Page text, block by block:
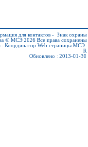
для контактов - Знак охраны
© МСЭ 2026 Все права сохранены
: Координатор Web-страницы МСЭ-
R
Обновлено : 2013-01-30